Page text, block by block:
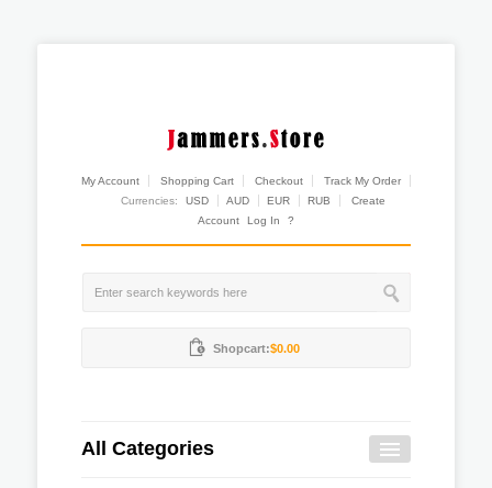
My Account Shopping Cart Checkout
Track My Order
Currencies:
USD AUD EUR RUB
Create
Account
Log In ?
Shopcart:$0.00
All Categories